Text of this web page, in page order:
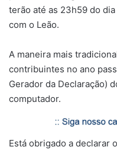
terão até as 23h59 do
com o Leão.
A maneira mais
contribuintes no ano
Gerador da Declaração)
computador.
Está obrigado a declarar